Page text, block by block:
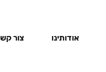
אודותינו צור